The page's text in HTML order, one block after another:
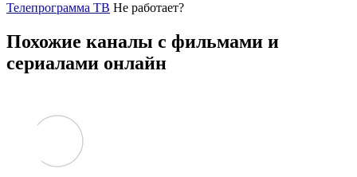
Телепрограмма ТВ Не работает?
Похожие каналы с фильмами и
сериалами онлайн